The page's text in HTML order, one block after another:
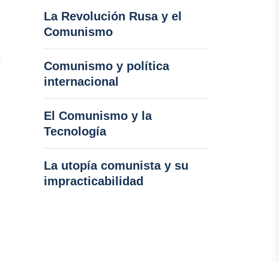
La Revolución Rusa y el
Comunismo
Comunismo y política
internacional
El Comunismo y la
Tecnología
La utopía comunista y su
impracticabilidad